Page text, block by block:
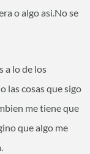
o algo asi.No se
a lo de los
las cosas que sigo
me tiene que
que algo me